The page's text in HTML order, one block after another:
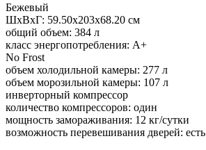
Бежевый
ШхВхГ: 59.50х203х68.20 см
общий объем: 384 л
класс энергопотребления: A+
No Frost
объем холодильной камеры: 277 л
объем морозильной камеры: 107 л
инверторный компрессор
количество компрессоров: один
мощность замораживания: 12 кг/сутки
возможность перевешивания дверей: есть